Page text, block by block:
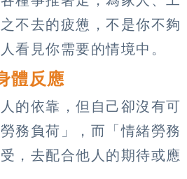
不去的疲憊，不是你不夠
看見你需要的情境中。
體反應
的依靠，但自己卻沒有可
務負荷」，而「情緒勞務
，去配合他人的期待或應